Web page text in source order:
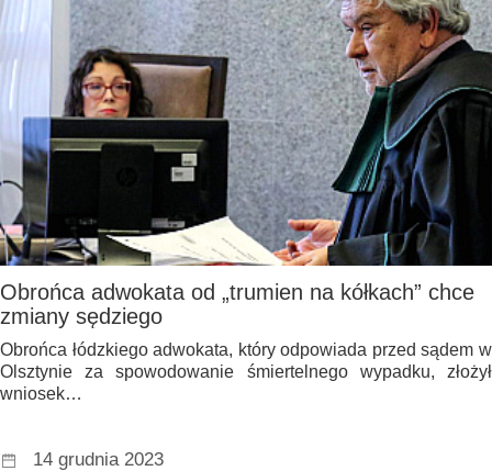
Obrońca adwokata od „trumien na kółkach” chce
zmiany sędziego
Obrońca łódzkiego adwokata, który odpowiada przed sądem w
Olsztynie za spowodowanie śmiertelnego wypadku, złożył
wniosek…
14 grudnia 2023